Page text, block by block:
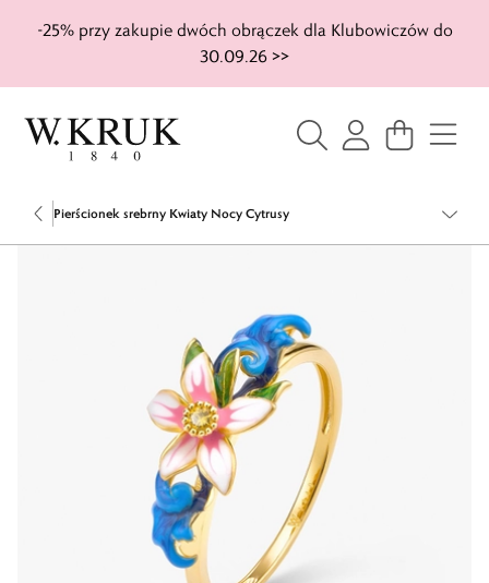
-25% przy zakupie dwóch obrączek dla Klubowiczów do
30.09.26 >>
Pierścionek srebrny Kwiaty Nocy Cytrusy